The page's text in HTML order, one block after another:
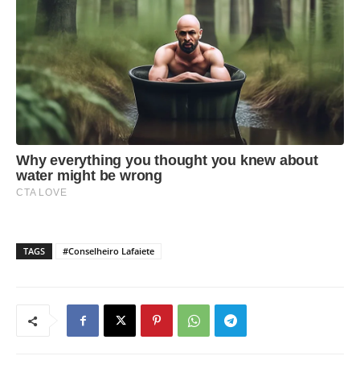
TAGS #Conselheiro Lafaiete